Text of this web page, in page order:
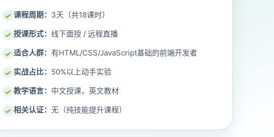
✓ 课程周期： 3天（共18课时）
✓ 授课形式： 线下面授 / 远程直播
✓ 适合人群： 有HTML/CSS/JavaScript基础的前端开发者
✓ 实战占比： 50%以上动手实验
✓ 教学语言： 中文授课，英文教材
✓ 相关认证： 无（纯技能提升课程）